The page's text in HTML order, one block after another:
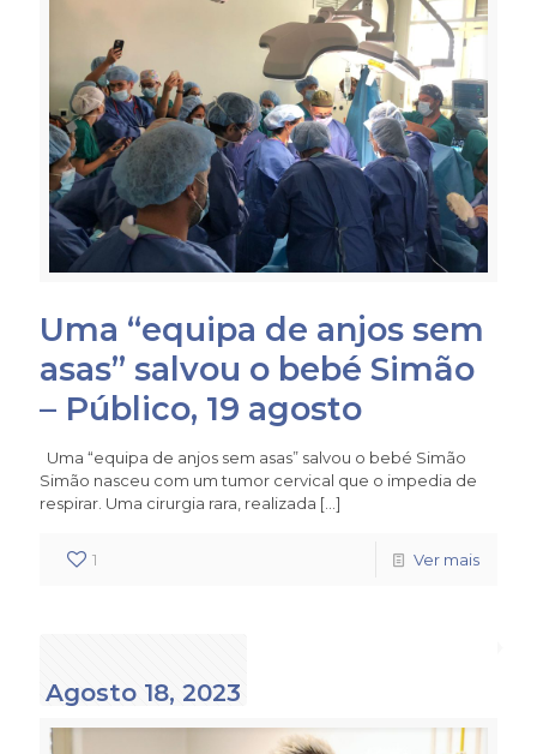
Uma “equipa de anjos sem
asas” salvou o bebé Simão
– Público, 19 agosto
Uma “equipa de anjos sem asas” salvou o bebé Simão
Simão nasceu com um tumor cervical que o impedia de
respirar. Uma cirurgia rara, realizada […]
1 Ver mais
Agosto 18, 2023